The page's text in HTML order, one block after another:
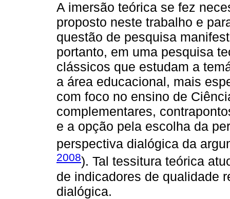
A imersão teórica se fez
proposto neste trabalho e
questão de pesquisa
portanto, em uma pesquisa
clássicos que estudam a
a área educacional, mais
com foco no ensino de
complementares,
e a opção pela escolha da
perspectiva dialógica da
2008). Tal tessitura teórica
de indicadores de qualidade
dialógica.